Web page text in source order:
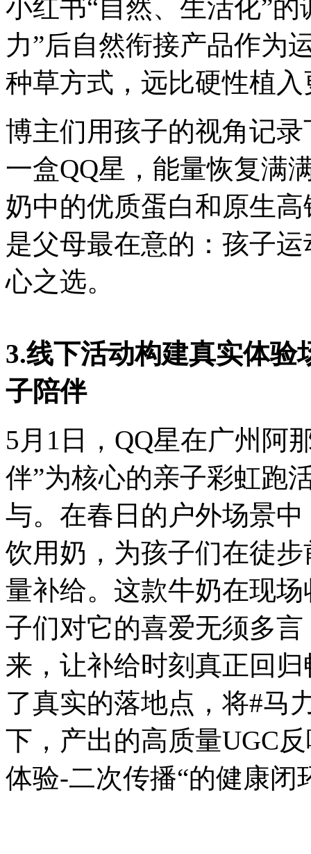
小红书“自然、生活化”
力”后自然衔接产品作为
种草方式，远比硬性植
博主们用孩子的视角记
一盒QQ星，能量恢复满
奶中的优质蛋白和原生
是父母最在意的：孩子
心之选。
3.线下活动构建真实体
子陪伴
5月1日，QQ星在广州阿
伴”为核心的亲子彩虹跑
与。在春日的户外场景
饮用奶，为孩子们在徒
量补给。这款牛奶在现
子们对它的喜爱无须多
来，让补给时刻真正回
了真实的落地点，将#马
下，产出的高质量UGC
体验-二次传播“的健康闭